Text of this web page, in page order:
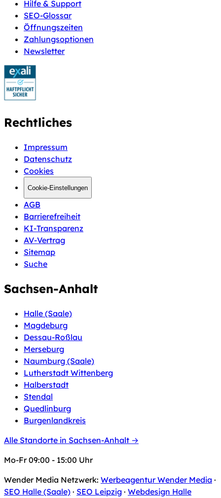
Hilfe & Support
SEO-Glossar
Öffnungszeiten
Zahlungsoptionen
Newsletter
Rechtliches
Impressum
Datenschutz
Cookies
Cookie-Einstellungen
AGB
Barrierefreiheit
KI-Transparenz
AV-Vertrag
Sitemap
Suche
Sachsen-Anhalt
Halle (Saale)
Magdeburg
Dessau-Roßlau
Merseburg
Naumburg (Saale)
Lutherstadt Wittenberg
Halberstadt
Stendal
Quedlinburg
Burgenlandkreis
Alle Standorte in Sachsen-Anhalt →
Mo-Fr 09:00 - 15:00 Uhr
Wender Media Netzwerk: Werbeagentur Wender Media ·
SEO Halle (Saale) · SEO Leipzig · Webdesign Halle